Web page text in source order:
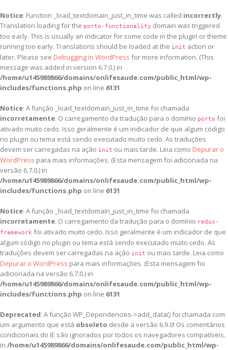
Notice: Function _load_textdomain_just_in_time was called incorrectly.
Translation loading for the porto-functionality domain was triggered
too early. This is usually an indicator for some code in the plugin or theme
running too early. Translations should be loaded at the init action or
later. Please see Debugging in WordPress for more information. (This
message was added in version 6.7.0.) in
/home/u145989866/domains/onlifesaude.com/public_html/wp-
includes/functions.php on line 6131
Notice: A função _load_textdomain_just_in_time foi chamada
incorretamente. O carregamento da tradução para o domínio porto foi
ativado muito cedo. Isso geralmente é um indicador de que algum código
no plugin ou tema está sendo executado muito cedo. As traduções
devem ser carregadas na ação init ou mais tarde. Leia como Depurar o
WordPress para mais informações. (Esta mensagem foi adicionada na
versão 6.7.0.) in
/home/u145989866/domains/onlifesaude.com/public_html/wp-
includes/functions.php on line 6131
Notice: A função _load_textdomain_just_in_time foi chamada
incorretamente. O carregamento da tradução para o domínio redux-
framework foi ativado muito cedo. Isso geralmente é um indicador de que
algum código no plugin ou tema está sendo executado muito cedo. As
traduções devem ser carregadas na ação init ou mais tarde. Leia como
Depurar o WordPress para mais informações. (Esta mensagem foi
adicionada na versão 6.7.0.) in
/home/u145989866/domains/onlifesaude.com/public_html/wp-
includes/functions.php on line 6131
Deprecated: A função WP_Dependencies->add_data() foi chamada com
um argumento que está obsoleto desde a versão 6.9.0! Os comentários
condicionais do IE são ignorados por todos os navegadores compatíveis.
in /home/u145989866/domains/onlifesaude.com/public_html/wp-